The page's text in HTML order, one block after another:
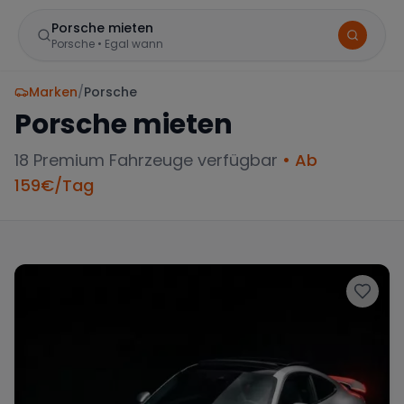
Porsche mieten
Porsche • Egal wann
Sportwagen in der Mainmetropole
Marken/Porsche
Porschemieten
18 Premium Fahrzeuge verfügbar • Ab
159€/Tag